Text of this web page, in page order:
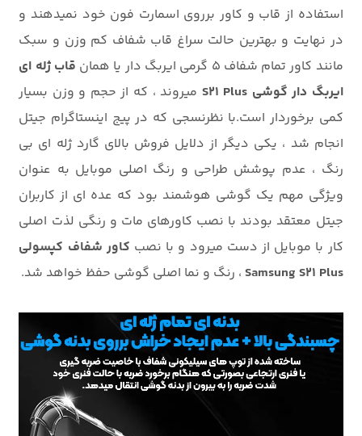
استفاده از قاب و کاور برروی اسمارت فون خود نمیدهند و
در نهایت و بهترین حالت سراغ قاب شفاف کم وزن و سبک
مانند کاور تمام شفاف 5 گرمی ایربگ دار یا همان
قاب ژله ای
ایربگ دار گوشی S21 Plus
میروند ، که از حجم و وزن بسیار
کمی برخوردار است.با نظرنسجی که در پیج اینستاگرام جیتل
انجام شد ، یکی دیگر از دلایل فروش بالای گارد ژله ای بی
رنگ ، عدم پوشش طراحی و رنگ اصلی موبایل به عنوان
ویژگی مهم یک گوشی هوشمند بود که عده ای از کاربران
جیتل معتقد بودند با نصب کاورهای مات و رنگی لذت اصلی
کار با موبایل از دست میرود و با نصب کاور شفاف کپسولی
Samsung S21 Plus ، رنگ و نما اصلی گوشی حفظ خواهد شد.